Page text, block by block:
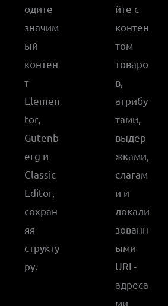
одите
значим
ый
контен
т
Elemen
tor,
Gutenb
erg и
Classic
Editor,
сохран
яя
структу
ру.
йте с
контен
том
товаро
в,
атрибу
тами,
выдер
жками,
слагам
и и
локали
зованн
ыми
URL-
адреса
ми